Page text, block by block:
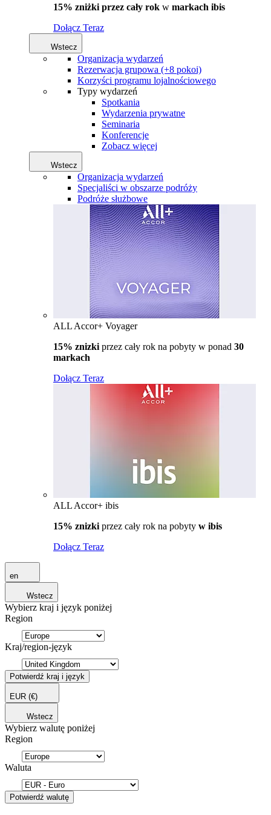
15% zniżki przez cały rok w markach ibis
Dołącz Teraz
Wstecz
Organizacja wydarzeń
Rezerwacja grupowa (+8 pokoi)
Korzyści programu lojalnościowego
Typy wydarzeń
Spotkania
Wydarzenia prywatne
Seminaria
Konferencje
Zobacz więcej
Wstecz
Organizacja wydarzeń
Specjaliści w obszarze podróży
Podróże służbowe
ALL Accor+ Voyager
15% znizki przez cały rok na pobyty w ponad 30
markach
Dołącz Teraz
ALL Accor+ ibis
15% znizki przez cały rok na pobyty w ibis
Dołącz Teraz
en
Wstecz
Wybierz kraj i język poniżej
Region
Kraj/region-język
Potwierdź kraj i język
EUR (€)
Wstecz
Wybierz walutę poniżej
Region
Waluta
Potwierdź walutę